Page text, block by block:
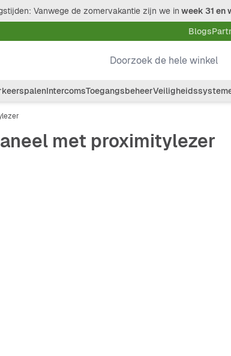
Vanwege de zomervakantie zijn we in week 31 en
Blogs
Doorzoek de hele winkel
IntercomsToegangsbeheer
met proximitylezer